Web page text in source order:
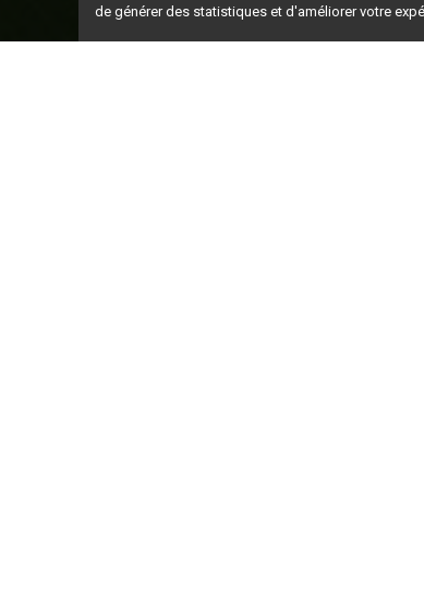
de générer des statistiques et d'améliorer votre